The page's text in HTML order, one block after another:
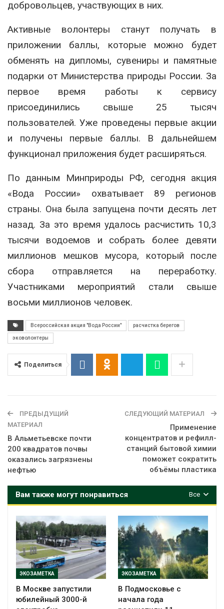
добровольцев, участвующих в них.
Активные волонтеры станут получать в
приложении баллы, которые можно будет
обменять на дипломы, сувениры и памятные
подарки от Министерства природы России. За
первое время работы к сервису
присоединились свыше 25 тысяч
пользователей. Уже проведены первые акции
и получены первые баллы. В дальнейшем
функционал приложения будет расширяться.
По данным Минприроды РФ, сегодня акция
«Вода России» охватывает 89 регионов
страны. Она была запущена почти десять лет
назад. За это время удалось расчистить 10,3
тысячи водоемов и собрать более девяти
миллионов мешков мусора, который после
сбора отправляется на переработку.
Участниками мероприятий стали свыше
восьми миллионов человек.
Всероссийская акция "Вода России" расчистка берегов
эковолонтеры
Поделиться
ПРЕДЫДУЩИЙ
МАТЕРИАЛ
В Альметьевске почти
200 квадратов почвы
оказались загрязнены
нефтью
СЛЕДУЮЩИЙ МАТЕРИАЛ
Применение
концентратов и рефилл-
станций бытовой химии
поможет сократить
объёмы пластика
Все
Вам также могут понравиться
ЭКОЗАМЕТКА
В Москве запустили
юбилейный 3000-й
ЭКОЗАМЕТКА
В Подмосковье с
начала года